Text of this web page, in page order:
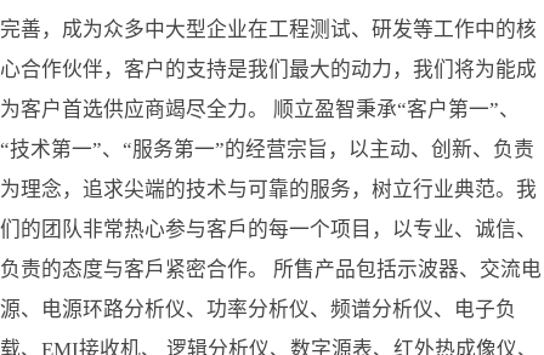
完善，成为众多中大型企业在工程测试、研发等工作中的核
心合作伙伴，客户的支持是我们最大的动力，我们将为能成
为客户首选供应商竭尽全力。 顺立盈智秉承“客户第一”、
“技术第一”、“服务第一”的经营宗旨，以主动、创新、负责
为理念，追求尖端的技术与可靠的服务，树立行业典范。我
们的团队非常热心参与客戶的每一个项目，以专业、诚信、
负责的态度与客戶紧密合作。 所售产品包括示波器、交流电
源、电源环路分析仪、功率分析仪、频谱分析仪、电子负
载、EMI接收机、 逻辑分析仪、数字源表、红外热成像仪、